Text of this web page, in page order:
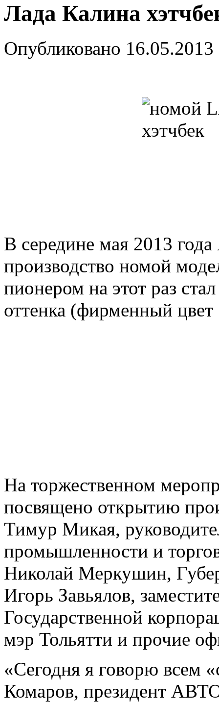
Лада Калина
Опубликовано 16.05.2013
В середине мая 2013
производство номой
пионером на этот раз
оттенка (фирменный
На торжественном
посвящено открытию
Тимур Микая,
промышленности и
Николай Меркушин,
Игорь Завьялов,
Государственной
мэр Тольятти и прочие
«Сегодня я говорю всем
Комаров, президент